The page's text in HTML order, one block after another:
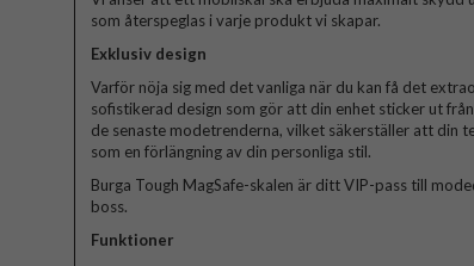
som återspeglas i varje produkt vi skapar.
Exklusiv design
Varför nöja sig med det vanliga när du kan få det
sofistikerad design som gör att din enhet sticker ut
de senaste modetrenderna, vilket säkerställer att din
som en förlängning av din personliga stil.
Burga Tough MagSafe-skalen är ditt VIP-pass till
boss.
Funktioner